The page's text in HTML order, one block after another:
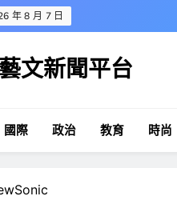
年 8 月 7 日
文新聞平台
國際 政治 教育 時尚